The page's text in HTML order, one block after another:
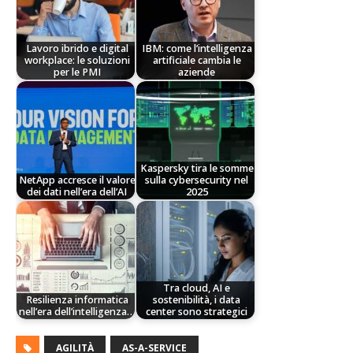
Lavoro ibrido e digital
workplace: le soluzioni
per le PMI
IBM: come l’intelligenza
artificiale cambia le
aziende
NetApp accresce il valore
dei dati nell’era dell’AI
Kaspersky tira le somme
sulla cybersecurity nel
2025
Resilienza informatica
nell’era dell’intelligenza…
Tra cloud, AI e
sostenibilità, i data
center sono strategici
AGILITÀ AS-A-SERVICE